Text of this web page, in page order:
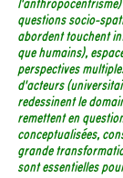
questions socio-
abordent touchent
que humains),
perspectives
d'acteurs
redessinent le
remettent en
conceptualisées,
grande
sont essentielles